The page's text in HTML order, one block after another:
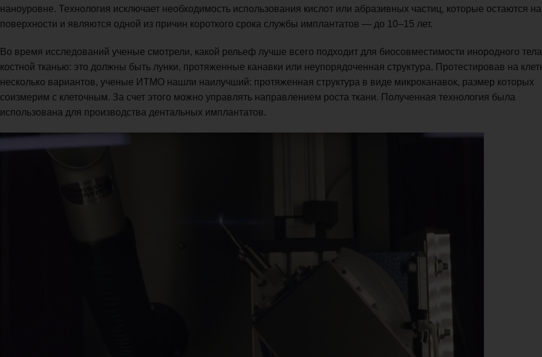
наноуровне. Технология исключает необходимость использования кислот или абразивных частиц, которые остаются на
поверхности и являются одной из причин короткого срока службы имплантатов — до 10–15 лет.
Во время исследований ученые смотрели, какой рельеф лучше всего подходит для биосовместимости инородного
костной тканью: это должны быть лунки, протяженные канавки или неупорядоченная структура. Протестировав на
несколько вариантов, ученые ИТМО нашли наилучший: протяженная структура в виде микроканавок, размер которых
соизмерим с клеточным. За счет этого можно управлять направлением роста ткани. Полученная технология была
использована для производства дентальных имплантатов.